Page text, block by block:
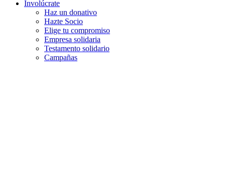
Involúcrate
Haz un donativo
Hazte Socio
Elige tu compromiso
Empresa solidaria
Testamento solidario
Campañas